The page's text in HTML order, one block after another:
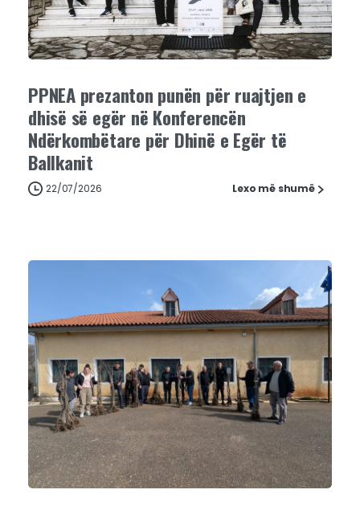
PPNEA prezanton punën për ruajtjen e
dhisë së egër në Konferencën
Ndërkombëtare për Dhinë e Egër të
Ballkanit
22/07/2026 Lexo më shumë